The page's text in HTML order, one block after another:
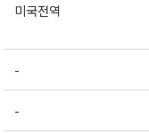
미국전역
-
-